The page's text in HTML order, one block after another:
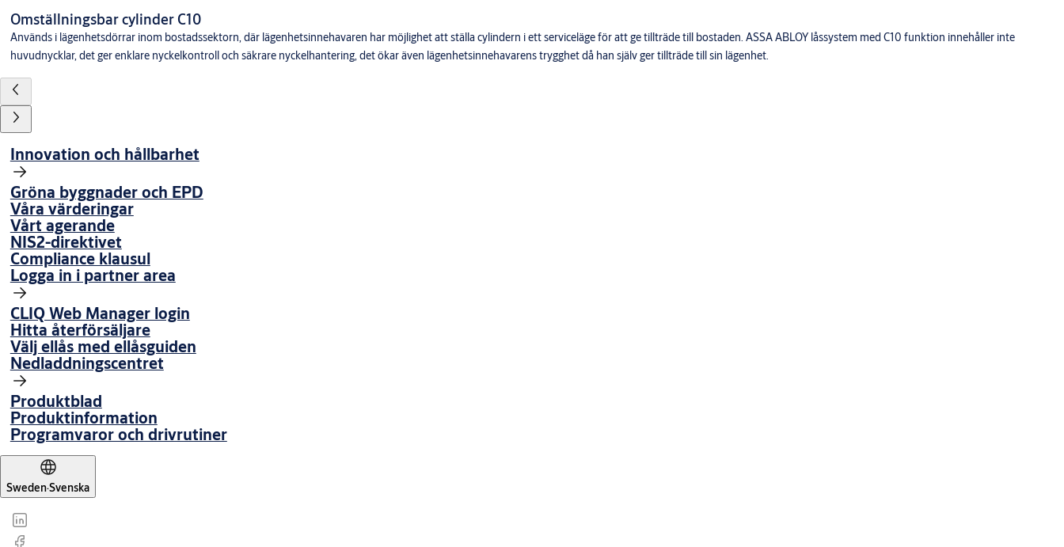
Omställningsbar cylinder C10
Används i lägenhetsdörrar inom bostadssektorn, där lägenhetsinnehavaren har möjlighet att ställa cylindern i ett serviceläge för att ge tillträde till bostaden. ASSA ABLOY låssystem med C10 funktion innehåller inte
huvudnycklar, det ger enklare nyckelkontroll och säkrare nyckelhantering, det ökar även lägenhetsinnehavarens trygghet då han själv ger tillträde till sin lägenhet.
Innovation och hållbarhet
Gröna byggnader och EPD
Våra värderingar
Vårt agerande
NIS2-direktivet
Compliance klausul
Logga in i partner area
CLIQ Web Manager login
Hitta återförsäljare
Välj ellås med ellåsguiden
Nedladdningscentret
Produktblad
Produktinformation
Programvaror och drivrutiner
Sweden·Svenska